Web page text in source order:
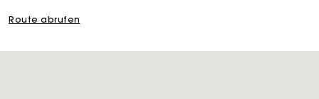
Route abrufen